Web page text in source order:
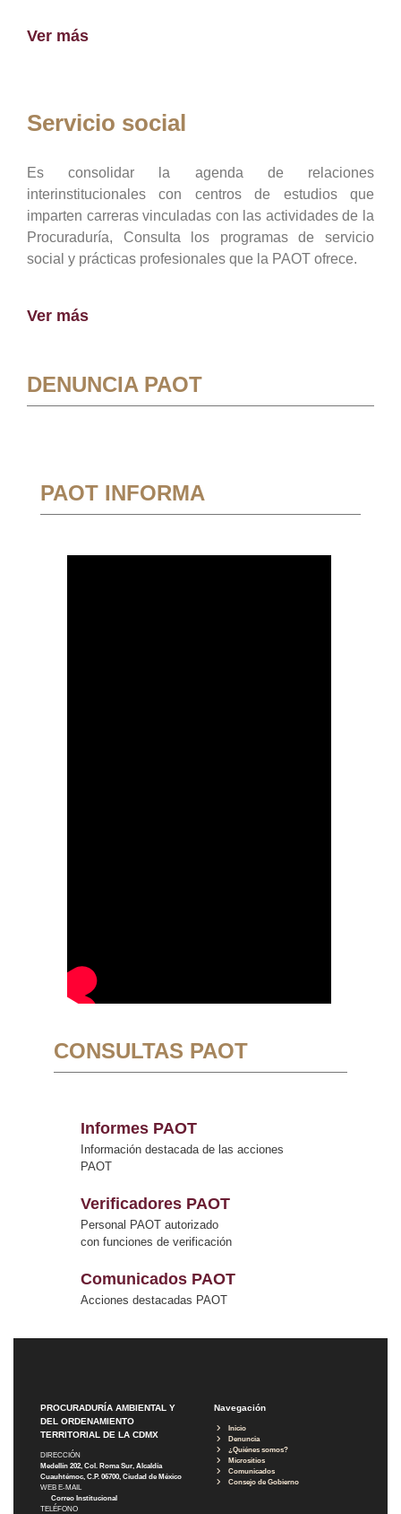
Ver más
Servicio social
Es consolidar la agenda de relaciones
interinstitucionales con centros de estudios que
imparten carreras vinculadas con las actividades de la
Procuraduría, Consulta los programas de servicio
social y prácticas profesionales que la PAOT ofrece.
Ver más
DENUNCIA PAOT
PAOT INFORMA
CONSULTAS PAOT
Informes PAOT
Información destacada de las acciones
PAOT
Verificadores PAOT
Personal PAOT autorizado
con funciones de verificación
Comunicados PAOT
Acciones destacadas PAOT
PROCURADURÍA AMBIENTAL Y
DEL ORDENAMIENTO
TERRITORIAL DE LA CDMX
DIRECCIÓN
Medellín 202, Col. Roma Sur, Alcaldía
Cuauhtémoc, C.P. 06700, Ciudad de México
WEB E-MAIL
Correo Institucional
TELÉFONO
Navegación
Inicio
Denuncia
¿Quiénes somos?
Micrositios
Comunicados
Consejo de Gobierno